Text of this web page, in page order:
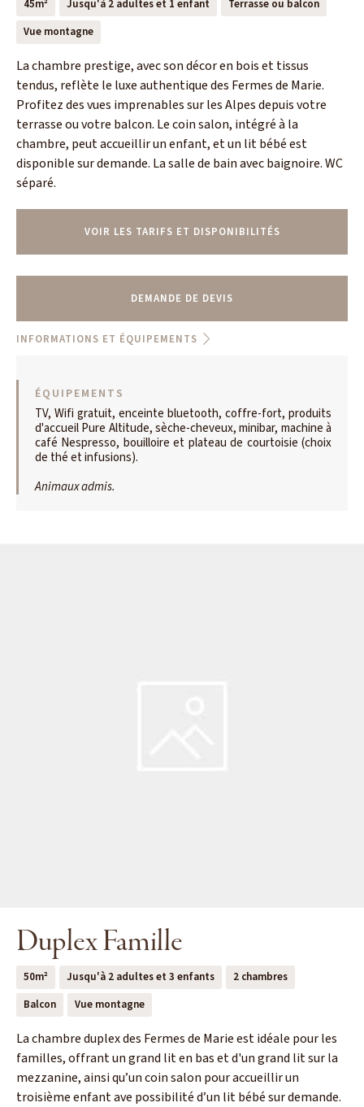
45m² Jusqu'à 2 adultes et 1 enfant
Terrasse ou balcon
Vue montagne
La chambre prestige, avec son décor en bois et tissus
tendus, reflète le luxe authentique des Fermes de Marie.
Profitez des vues imprenables sur les Alpes depuis votre
terrasse ou votre balcon. Le coin salon, intégré à la
chambre, peut accueillir un enfant, et un lit bébé est
disponible sur demande. La salle de bain avec baignoire. WC
séparé.
VOIR LES TARIFS ET DISPONIBILITÉS
DEMANDE DE DEVIS
INFORMATIONS ET ÉQUIPEMENTS
ÉQUIPEMENTS
TV, Wifi gratuit, enceinte bluetooth, coffre-fort, produits
d'accueil Pure Altitude, sèche-cheveux, minibar, machine à
café Nespresso, bouilloire et plateau de courtoisie (choix
de thé et infusions).
Animaux admis.
Duplex Famille
50m² Jusqu'à 2 adultes et 3 enfants
2 chambres
Balcon
Vue montagne
La chambre duplex des Fermes de Marie est idéale pour les
familles, offrant un grand lit en bas et d'un grand lit sur la
mezzanine, ainsi qu’un coin salon pour accueillir un
troisième enfant ave possibilité d’un lit bébé sur demande.